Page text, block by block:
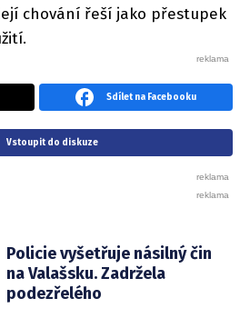
chování řeší jako přestupek
Sdílet na Facebooku
Vstoupit do diskuze
Policie vyšetřuje násilný čin
na Valašsku. Zadržela
podezřelého